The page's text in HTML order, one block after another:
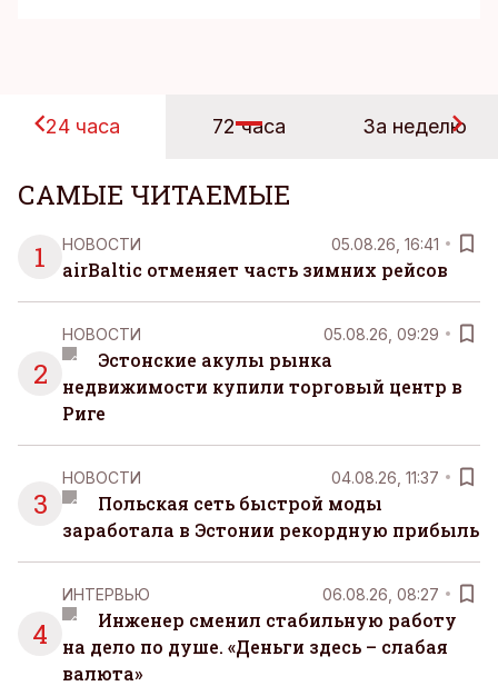
24 часа 72 часа За неделю
САМЫЕ ЧИТАЕМЫЕ
1
НОВОСТИ 05.08.26, 16:41
airBaltic отменяет часть зимних рейсов
2
НОВОСТИ 05.08.26, 09:29
Эстонские акулы рынка
недвижимости купили торговый центр в
Риге
3
НОВОСТИ 04.08.26, 11:37
Польская сеть быстрой моды
заработала в Эстонии рекордную прибыль
4
ИНТЕРВЬЮ 06.08.26, 08:27
Инженер сменил стабильную работу
на дело по душе. «Деньги здесь – слабая
валюта»